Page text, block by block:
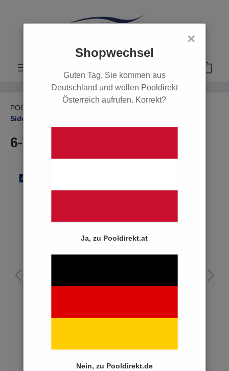
×
Shopwechsel
Guten Tag, Sie kommen aus
Deutschland und wollen Pooldirekt
Österreich aufrufen. Korrekt?
Ja, zu Pooldirekt.at
Nein, zu Pooldirekt.de
POOL
Side-Mount
6-Wege-Ventil Astral 2", weiß
Bildergalerie überspringen